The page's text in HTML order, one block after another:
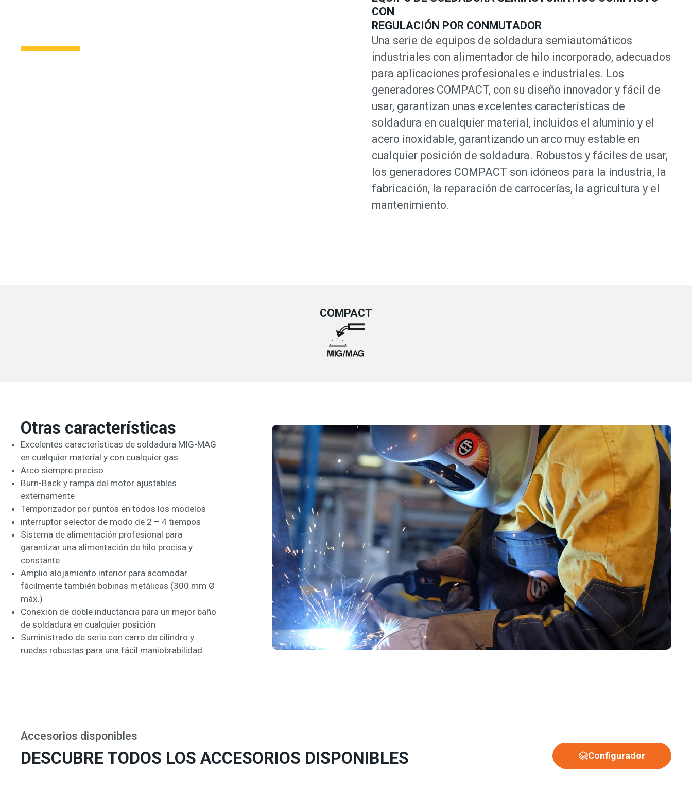
CON
REGULACIÓN POR CONMUTADOR
Una serie de equipos de soldadura semiautomáticos
industriales con alimentador de hilo incorporado, adecuados
para aplicaciones profesionales e industriales. Los
generadores COMPACT, con su diseño innovador y fácil de
usar, garantizan unas excelentes características de
soldadura en cualquier material, incluidos el aluminio y el
acero inoxidable, garantizando un arco muy estable en
cualquier posición de soldadura. Robustos y fáciles de usar,
los generadores COMPACT son idóneos para la industria, la
fabricación, la reparación de carrocerías, la agricultura y el
mantenimiento.
COMPACT
Otras características
Excelentes características de soldadura MIG-MAG
en cualquier material y con cualquier gas
Arco siempre preciso
Burn-Back y rampa del motor ajustables
externamente
Temporizador por puntos en todos los modelos
interruptor selector de modo de 2 – 4 tiempos
Sistema de alimentación profesional para
garantizar una alimentación de hilo precisa y
constante
Amplio alojamiento interior para acomodar
fácilmente también bobinas metálicas (300 mm Ø
máx.)
Conexión de doble inductancia para un mejor baño
de soldadura en cualquier posición
Suministrado de serie con carro de cilindro y
ruedas robustas para una fácil maniobrabilidad
Accesorios disponibles
DESCUBRE TODOS LOS ACCESORIOS DISPONIBLES Configurador